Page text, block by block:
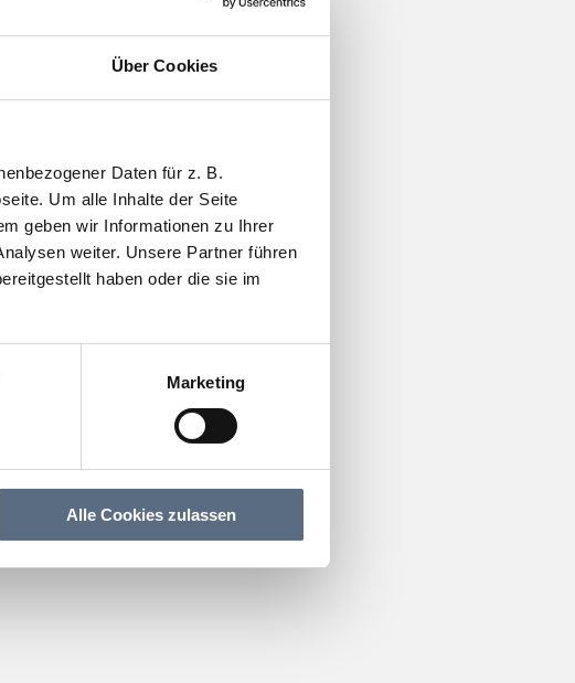
Über Cookies
Daten für z. B.
Um alle Inhalte der Seite
geben wir Informationen zu Ihrer
weiter. Unsere Partner führen
haben oder die sie im
Marketing
Alle Cookies zulassen